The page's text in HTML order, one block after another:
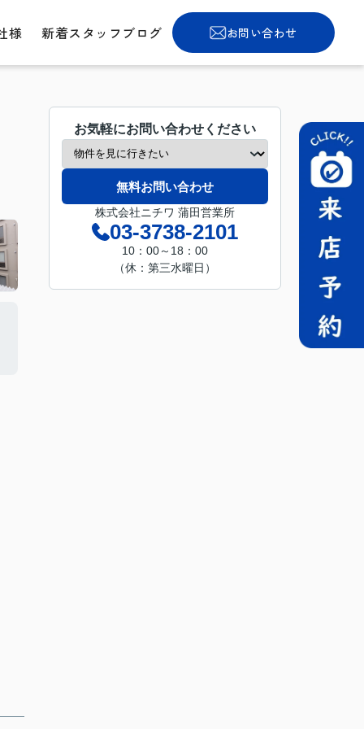
様 新着スタッフブログ お問い合わせ
お気軽にお問い合わせください
無料お問い合わせ
株式会社ニチワ 蒲田営業所
03-3738-2101
10：00～18：00
（休：第三水曜日）